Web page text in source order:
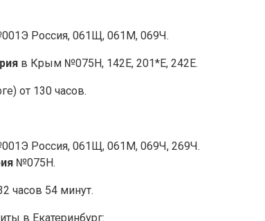
Россия, 061Щ, 061М, 069Ч.
в Крым №075Н, 142Е, 201*Е, 242Е.
от 130 часов.
Россия, 061Щ, 061М, 069Ч, 269Ч.
№075Н.
часов 54 минут.
в Екатеринбург: